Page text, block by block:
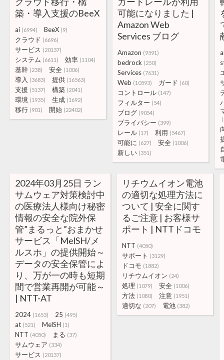
築・導入支援のBeeX
ai (6994) BeeX (9)
クラウド (6696)
サービス (20137)
システム (6611) 効率 (1104)
基幹 (238) 安全 (1006)
導入 (3683) 提供 (16563)
支援 (5137) 構築 (2041)
環境 (1935) 生成 (1692)
移行 (901) 開始 (22402)
可能になりました |
Amazon Web
Services ブログ
Amazon (9591)
bedrock (250)
Services (7631)
Web (10593) ガード (60)
コントロール (147)
フィルター (54)
ブログ (9054)
プライバシー (399)
レール (17) 利用 (5467)
可能に (627) 安全 (1006)
新しい (351)
2024年03月25日 ラン
サムウェア対策検討中
の医療法人様向け秘密
情報の安全な院外保
管”まるっと”おまかせ
サービス「MelSH/メ
ルスホ」の提供開始～
データの安全保管によ
り、万が一の時も短期
間で営業再開が可能～
| NTT-AT
2024 (1653) 25 (495)
at (521) MelSH (1)
NTT (4050) まる (37)
サムウェア (334)
サービス (20137)
リチウムイオン電池
の適切な処理方法に
ついて | 安全に関す
るご注意 | お客様サ
ポート | NTTドコモ
NTT (4050)
サポート (3129)
ドコモ (1882)
リチウムイオン (24)
処理 (1079) 安全 (1006)
方法 (1080) 注意 (1951)
適切な (207) 電池 (382)